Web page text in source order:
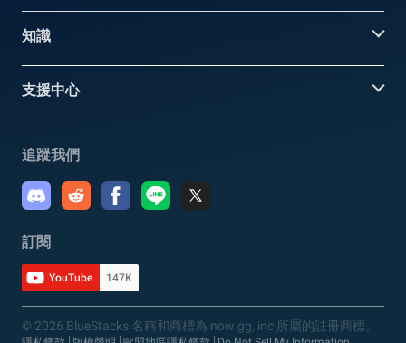
知識
支援中心
追蹤我們
訂閱
YouTube 147K
© 2026 BlueStacks 名稱和商標為 now.gg, inc 所屬的註冊商標。